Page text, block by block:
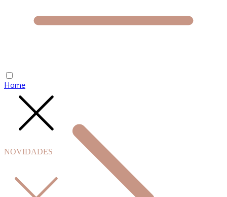
NOVIDADES
Home